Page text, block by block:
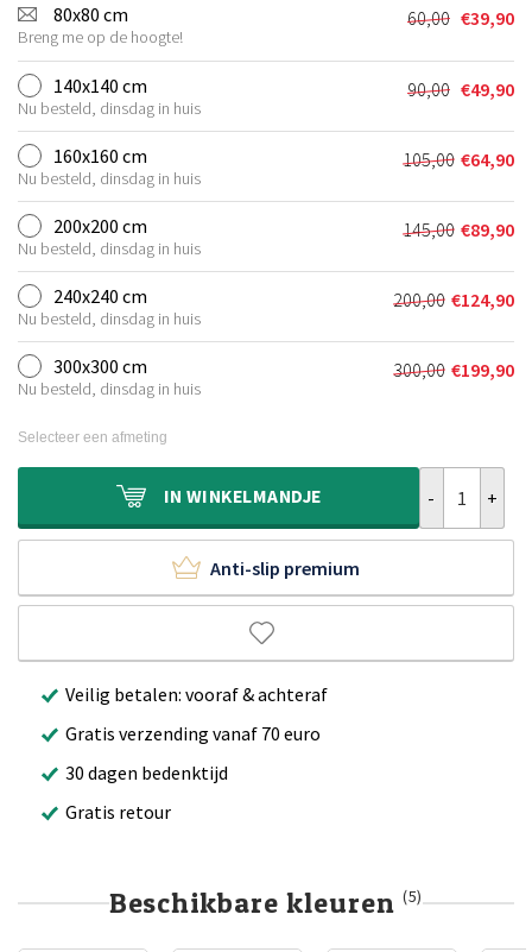
80x80 cm
Breng me op de hoogte!
60,00
prijs
was:
€60,00.
€39,90
Huidige
prijs
is:
€39,90.
140x140 cm
Nu besteld, dinsdag in huis
90,00
prijs
was:
€90,00.
€49,90
Huidige
prijs
is:
€49,90.
160x160 cm
Nu besteld, dinsdag in huis
105,00
prijs
was:
€105,00.
€64,90
Huidige
prijs
is:
€64,90.
200x200 cm
Nu besteld, dinsdag in huis
145,00
prijs
was:
€145,00.
€89,90
Huidige
prijs
is:
€89,90.
240x240 cm
Nu besteld, dinsdag in huis
200,00
prijs
was:
€200,00.
€124,90
Huidige
prijs
is:
€124,90.
300x300 cm
Nu besteld, dinsdag in huis
300,00 €199,90
Huidige
Selecteer een afmeting
IN WINKELMANDJE
Anti-slip premium
Veilig betalen: vooraf & achteraf
Gratis verzending vanaf 70 euro
30 dagen bedenktijd
Gratis retour
Beschikbare kleuren (5)